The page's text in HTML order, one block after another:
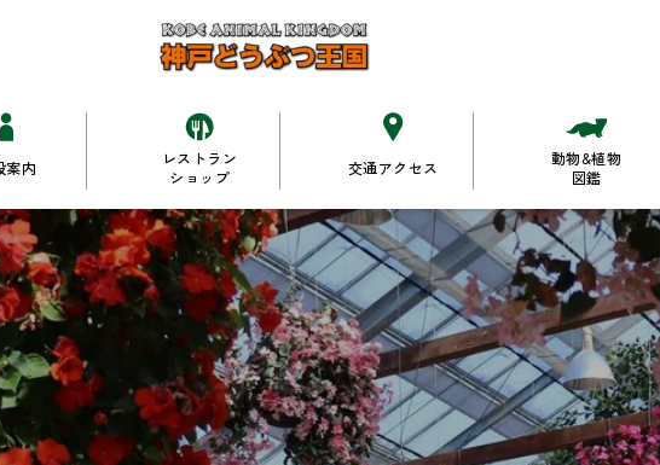
案内
レストラン
ショップ
交通アクセス
動物&植物
図鑑